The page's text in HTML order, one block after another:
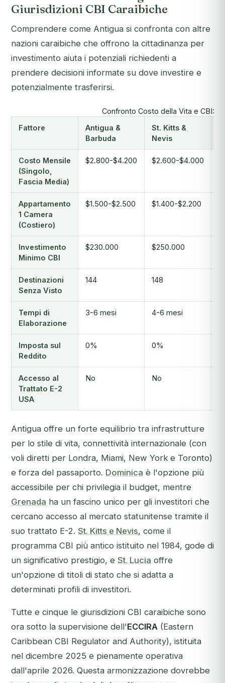
Giurisdizioni CBI Caraibiche
Comprendere come Antigua si confronta con altre
nazioni caraibiche che offrono la cittadinanza per
investimento aiuta i potenziali richiedenti a
prendere decisioni informate su dove investire e
potenzialmente trasferirsi.
Confronto Costo della Vita e CBI:
Fattore
Antigua &
Barbuda
St. Kitts &
Nevis
Costo Mensile
(Singolo,
Fascia Media)
$2.800-$4.200 $2.600-$4.000
Appartamento
1 Camera
(Costiero)
$1.500-$2.500 $1.400-$2.200
Investimento
Minimo CBI
$230.000 $250.000
Destinazioni
Senza Visto
144 148
Tempi di
Elaborazione
3-6 mesi 4-6 mesi
Imposta sul
Reddito
0% 0%
Accesso al
Trattato E-2
USA
No No
Antigua offre un forte equilibrio tra infrastrutture
per lo stile di vita, connettività internazionale (con
voli diretti per Londra, Miami, New York e Toronto)
e forza del passaporto. Dominica è l'opzione più
accessibile per chi privilegia il budget, mentre
Grenada ha un fascino unico per gli investitori che
cercano accesso al mercato statunitense tramite il
suo trattato E-2. St. Kitts e Nevis, come il
programma CBI più antico istituito nel 1984, gode di
un significativo prestigio, e St. Lucia offre
un'opzione di titoli di stato che si adatta a
determinati profili di investitori.
Tutte e cinque le giurisdizioni CBI caraibiche sono
ora sotto la supervisione dell'ECCIRA (Eastern
Caribbean CBI Regulator and Authority), istituita
nel dicembre 2025 e pienamente operativa
dall'aprile 2026. Questa armonizzazione dovrebbe